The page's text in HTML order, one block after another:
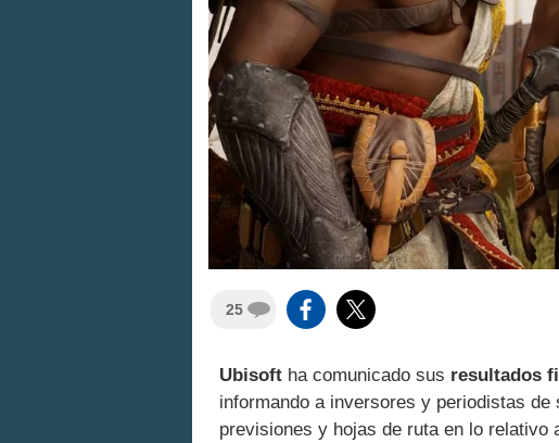
25
Ubisoft ha comunicado sus resultados
informando a inversores y periodistas
previsiones y hojas de ruta en lo relativo